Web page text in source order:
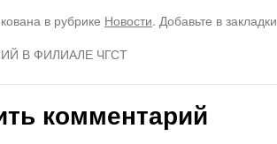
в рубрике Новости. Добавьте в
В ФИЛИАЛЕ ЧГСТ
комментарий